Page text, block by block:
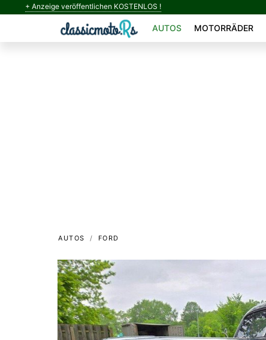
+ Anzeige veröffentlichen KOSTENLOS !
AUTOS MOTORRÄDER
AUTOS FORD